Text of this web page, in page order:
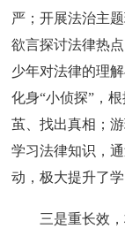
严；开展法治主
欲言探讨法律热
少年对法律的理
化身“小侦探”，
茧、找出真相；
学习法律知识，
动，极大提升了学
三是重长效，